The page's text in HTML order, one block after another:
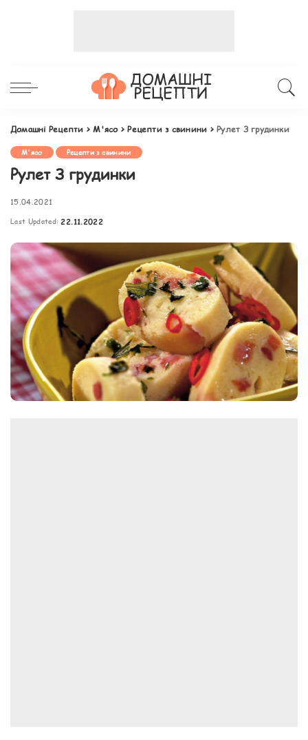
Домашні Рецепти >М'ясо>Рецепти з свинини >Рулет З грудинки
М'ясо Рецепти з свинини
Рулет З грудинки
15.04.2021
Last Updated: 22.11.2022